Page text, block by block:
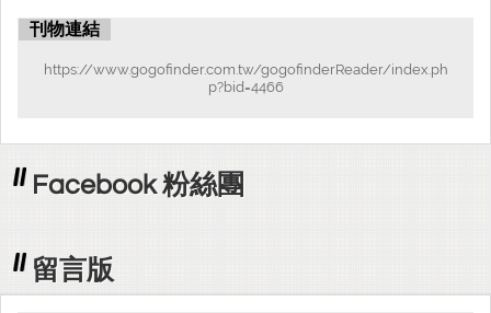
刊物連結
https://www.gogofinder.com.tw/gogofinderReader/index.ph
p?bid=4466
Facebook 粉絲團
留言版